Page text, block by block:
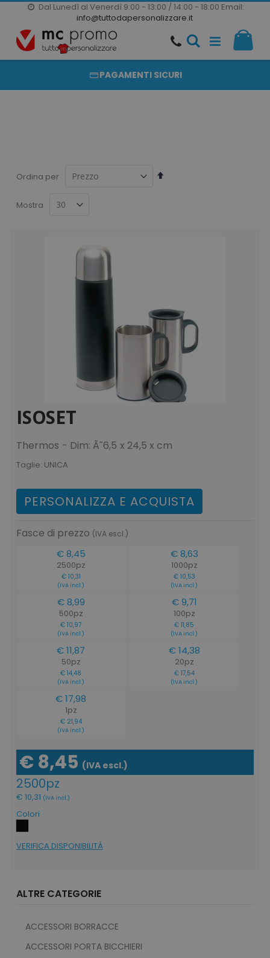
Dal Lunedì al Venerdì 9:00 - 13:00 / 14:00 - 18:00 Email:
info@tuttodapersonalizzare.it
Salta
al
contenuto
20000 PRODOTTI
PRODOTTI COMPLETAMENTE PERSONALIZZABILI
PAGAMENTI SICURI
Ordina per
Mostra
ISOSET
Thermos - Dim: Ã˜6,5 x 24,5 x cm
Taglie: UNICA
PERSONALIZZA E ACQUISTA
Fasce di prezzo (IVA escl.)
€ 8,45
2500pz
€ 10,31
(IVA incl.)
€ 8,63
1000pz
€ 10,53
(IVA incl.)
€ 8,99
500pz
€ 10,97
(IVA incl.)
€ 9,71
100pz
€ 11,85
(IVA incl.)
€ 11,87
50pz
€ 14,48
(IVA incl.)
€ 14,38
20pz
€ 17,54
(IVA incl.)
€ 17,98
1pz
€ 21,94
(IVA incl.)
€ 8,45 (IVA escl.)
2500pz
€ 10,31 (IVA incl.)
Colori
VERIFICA DISPONIBILITÁ
ALTRE CATEGORIE
ACCESSORI BORRACCE
ACCESSORI PORTA BICCHIERI